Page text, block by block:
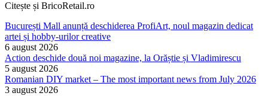
Citește și BricoRetail.ro
București Mall anunță deschiderea ProfiArt, noul magazin dedicat
artei și hobby-urilor creative
6 august 2026
Action deschide două noi magazine, la Orăștie și Vladimirescu
5 august 2026
Romanian DIY market – The most important news from July 2026
3 august 2026